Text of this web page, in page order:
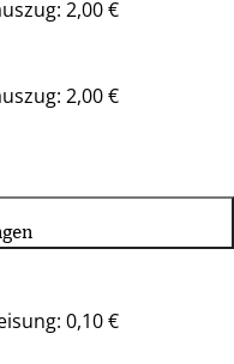
2,00 €
2,00 €
0,10 €